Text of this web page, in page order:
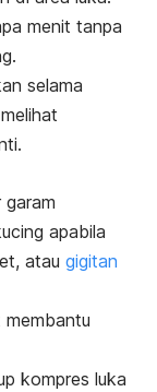
menit tanpa
selama
apabila
atau gigitan
membantu
kompres luka